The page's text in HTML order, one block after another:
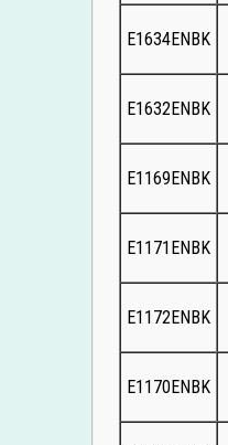
E1634ENBK
E1632ENBK
E1169ENBK
E1171ENBK
E1172ENBK
E1170ENBK